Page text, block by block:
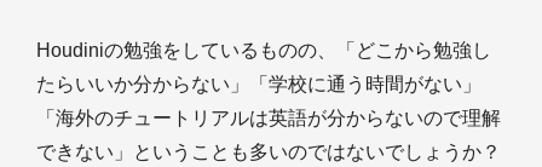
Houdiniの勉強をしているものの、「どこから勉強し
たらいいか分からない」「学校に通う時間がない」
「海外のチュートリアルは英語が分からないので理解
できない」ということも多いのではないでしょうか？